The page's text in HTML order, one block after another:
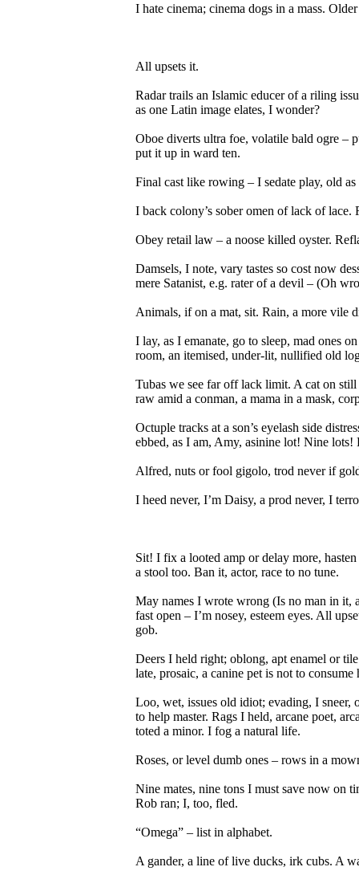
I hate cinema; cinema dogs in a mass.
All upsets it.
Radar trails an Islamic educer of a riling
as one Latin image elates, I wonder?
Oboe diverts ultra foe, volatile bald ogre –
put it up in ward ten.
Final cast like rowing – I sedate play, old
I back colony’s sober omen of lack of lace.
Obey retail law – a noose killed oyster.
Damsels, I note, vary tastes so cost now
mere Satanist, e.g. rater of a devil – (Oh
Animals, if on a mat, sit. Rain, a more vile
I lay, as I emanate, go to sleep, mad ones
room, an itemised, under-lit, nullified old
Tubas we see far off lack limit. A cat on
raw amid a conman, a mama in a mask,
Octuple tracks at a son’s eyelash side
ebbed, as I am, Amy, asinine lot! Nine lots!
Alfred, nuts or fool gigolo, trod never if
I heed never, I’m Daisy, a prod never, I
Sit! I fix a looted amp or delay more,
a stool too. Ban it, actor, race to no tune.
May names I wrote wrong (Is no man in it,
fast open – I’m nosey, esteem eyes. All
gob.
Deers I held right; oblong, apt enamel or
late, prosaic, a canine pet is not to consume
Loo, wet, issues old idiot; evading, I sneer,
to help master. Rags I held, arcane poet,
toted a minor. I fog a natural life.
Roses, or level dumb ones – rows in a
Nine mates, nine tons I must save now on
Rob ran; I, too, fled.
“Omega” – list in alphabet.
A gander, a line of live ducks, irk cubs. A